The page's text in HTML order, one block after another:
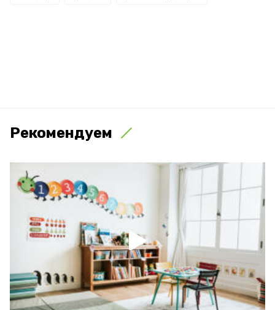
Рекомендуем